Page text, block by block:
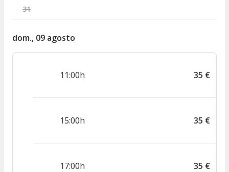
31
dom., 09 agosto
11:00h 35 €
15:00h 35 €
17:00h 35 €